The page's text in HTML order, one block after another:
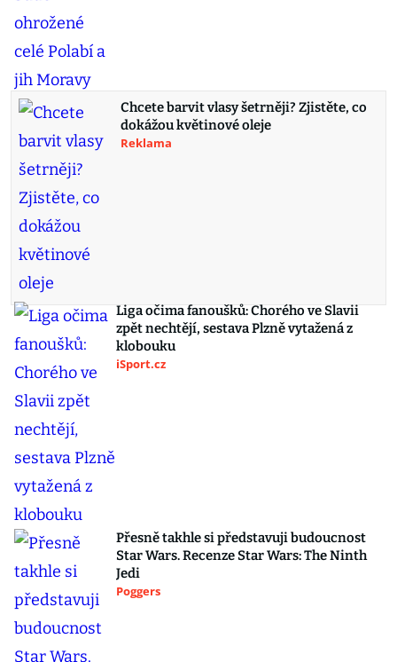
Chcete barvit vlasy šetrněji? Zjistěte, co
dokážou květinové oleje
Reklama
Liga očima fanoušků: Chorého ve Slavii
zpět nechtějí, sestava Plzně vytažená z
klobouku
iSport.cz
Přesně takhle si představuji budoucnost
Star Wars. Recenze Star Wars: The Ninth
Jedi
Poggers